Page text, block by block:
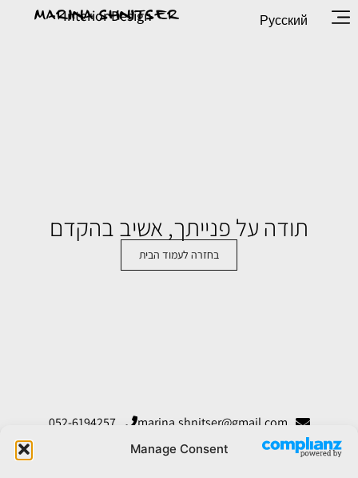
פנים
Manage Consent
Русский
MARINA SHNITSER
Interior Design
תודה על פנייתך, אשיב בהקדם
בחזרה לעמוד הבית
marina.shnitser@gmail.com
052-6194257
052-6194257
תקנון ומדיניות פרטיות